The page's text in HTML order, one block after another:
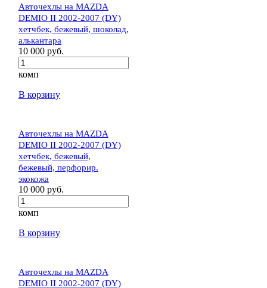
Авточехлы на MAZDA
DEMIO II 2002-2007 (DY)
хетчбек, бежевый, шоколад,
алькантара
10 000 руб.
комп
В корзину
Авточехлы на MAZDA
DEMIO II 2002-2007 (DY)
хетчбек, бежевый,
бежевый, перфорир.
экокожа
10 000 руб.
комп
В корзину
Авточехлы на MAZDA
DEMIO II 2002-2007 (DY)